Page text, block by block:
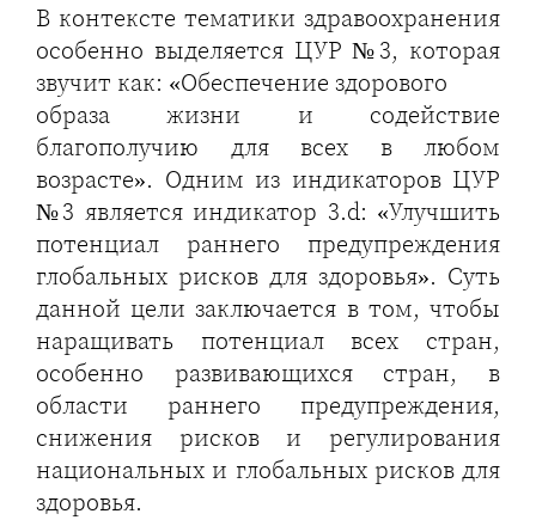
В контексте тематики здравоохранения
особенно выделяется ЦУР №3, которая
звучит как: «Обеспечение здорового
образа жизни и содействие
благополучию для всех в любом
возрасте». Одним из индикаторов ЦУР
№3 является индикатор 3.d: «Улучшить
потенциал раннего предупреждения
глобальных рисков для здоровья». Суть
данной цели заключается в том, чтобы
наращивать потенциал всех стран,
особенно развивающихся стран, в
области раннего предупреждения,
снижения рисков и регулирования
национальных и глобальных рисков для
здоровья.